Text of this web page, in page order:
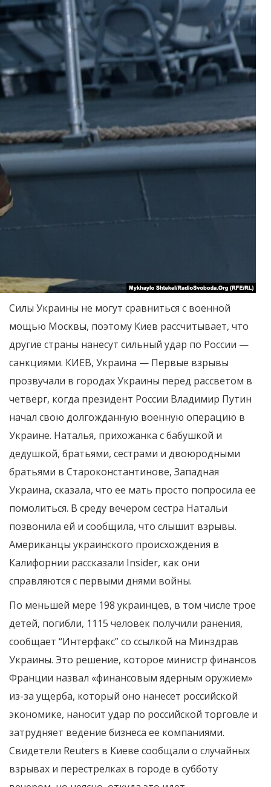
Силы Украины не могут сравниться с военной
мощью Москвы, поэтому Киев рассчитывает, что
другие страны нанесут сильный удар по России —
санкциями. КИЕВ, Украина — Первые взрывы
прозвучали в городах Украины перед рассветом в
четверг, когда президент России Владимир Путин
начал свою долгожданную военную операцию в
Украине. Наталья, прихожанка с бабушкой и
дедушкой, братьями, сестрами и двоюродными
братьями в Староконстантинове, Западная
Украина, сказала, что ее мать просто попросила ее
помолиться. В среду вечером сестра Натальи
позвонила ей и сообщила, что слышит взрывы.
Американцы украинского происхождения в
Калифорнии рассказали Insider, как они
справляются с первыми днями войны.
По меньшей мере 198 украинцев, в том числе трое
детей, погибли, 1115 человек получили ранения,
сообщает “Интерфакс” со ссылкой на Минздрав
Украины. Это решение, которое министр финансов
Франции назвал «финансовым ядерным оружием»
из-за ущерба, который оно нанесет российской
экономике, наносит удар по российской торговле и
затрудняет ведение бизнеса ее компаниями.
Свидетели Reuters в Киеве сообщали о случайных
взрывах и перестрелках в городе в субботу